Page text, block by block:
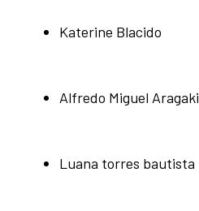
Katerine Blacido
Alfredo Miguel Aragaki
Luana torres bautista